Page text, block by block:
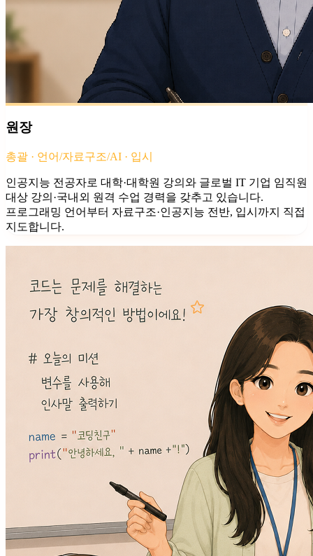
원장
총괄 · 언어/자료구조/AI · 입시
인공지능 전공자로 대학·대학원 강의와 글로벌 IT 기업 임직원
대상 강의·국내외 원격 수업 경력을 갖추고 있습니다.
프로그래밍 언어부터 자료구조·인공지능 전반, 입시까지 직접
지도합니다.